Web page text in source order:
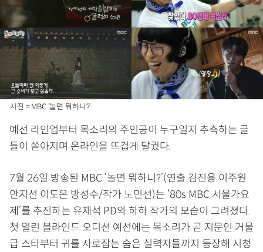
사진 = MBC ‘놀면 뭐하니?’
예선 라인업부터 목소리의 주인공이 누구일지 추측하는 글
들이 쏟아지며 온라인을 뜨겁게 달궜다.
7월 26일 방송된 MBC ‘놀면 뭐하니?’(연출 김진용 이주원
안지선 이도은 방성수/작가 노민선)는 ‘80s MBC 서울가요
제’를 추진하는 유재석 PD와 하하 작가의 모습이 그려졌다.
첫 열린 블라인드 오디션 예선에는 목소리가 곧 지문인 거물
급 스타부터 귀를 사로잡는 숨은 실력자들까지 등장해 시청